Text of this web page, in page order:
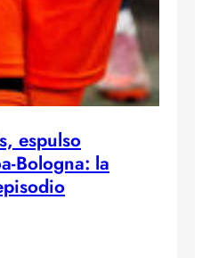
espulso
Bologna: la